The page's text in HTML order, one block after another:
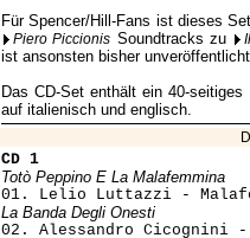
Für Spencer/Hill-Fans ist dieses
Piero Piccionis Soundtracks zu
ist ansonsten bisher
Das CD-Set enthält ein 40-
auf italienisch und englisch.
CD 1
Totò Peppino E La Malafemmina
La Banda Degli Onesti